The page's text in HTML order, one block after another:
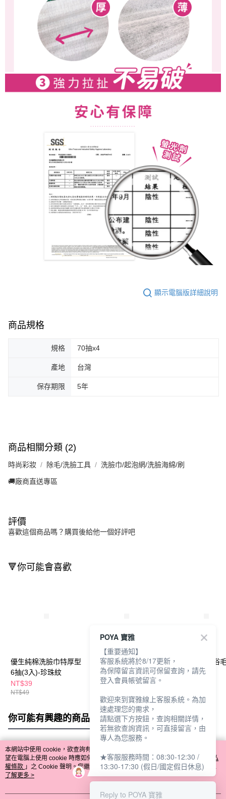
顯示電腦版詳細說明
商品規格
規格 70抽x4
產地 台灣
保存期限 5年
商品相關分類 (2)
時尚彩妝 除毛/洗臉工具 洗臉巾/起泡網/洗臉海綿/刷
🚚廠商直送專區
評價
喜歡這個商品嗎？購買後給他一個好評吧
🔻你可能會喜歡
優生純棉洗臉巾特厚型
6抽(3入)-珍珠紋
NT$39
NT$49
【廠商直送】THE
LOEL精梳紗純棉洗臉
巾-藍/白/粉-款式隨機
NT$250
我的心機厚實浴
巾旅行三件組
你可能有興趣的商品 全站排行
熱門標籤
本網站中使用 cookie，欲查詢有關本網站使用 cookie 方式之詳情，及若您不希
望在電腦上使用 cookie 時應如何變更電腦的 cookie 設定，請參閱本網站「
隱私
權條款 」之 Cookie 聲明。您繼續使用本網站即表示您同意本公司得按本網站使
用條款之 Cookie 聲明使用 cookie。
了解更多 >
POYA 寶雅
【重要通知】
客服系統將於8/17更新，
為保障留言資訊可保留查詢，請先
登入會員帳號留言。
歡迎來到寶雅線上客服系統。為加
速處理您的需求，
請點選下方按鈕，查詢相關詳情，
若無欲查詢資訊，可直接留言，由
專人為您服務。
★客服服務時間：08:30-12:30 /
13:30-17:30 (假日/國定假日休息)
Reply to POYA 寶雅